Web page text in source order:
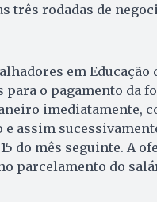
três rodadas de
em Educação
o pagamento da
imediatamente,
e assim
do mês seguinte. A
parcelamento do